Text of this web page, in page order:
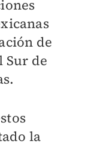
de
Sur de
la